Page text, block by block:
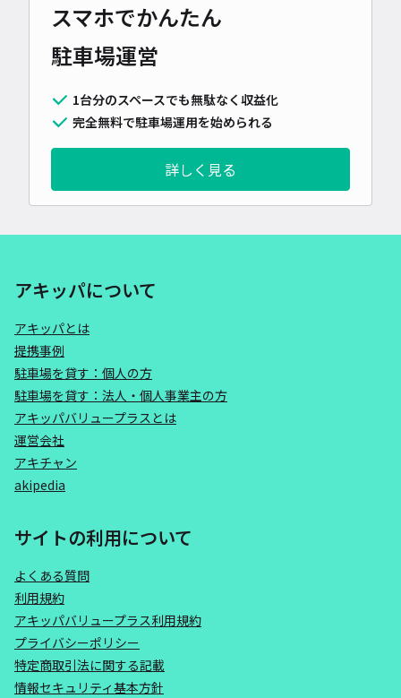
スマホでかんたん
駐車場運営
1台分のスペースでも無駄なく収益化
完全無料で駐車場運用を始められる
詳しく見る
アキッパについて
アキッパとは
提携事例
駐車場を貸す：個人の方
駐車場を貸す：法人・個人事業主の方
アキッパバリュープラスとは
運営会社
アキチャン
akipedia
サイトの利用について
よくある質問
利用規約
アキッパバリュープラス利用規約
プライバシーポリシー
特定商取引法に関する記載
情報セキュリティ基本方針